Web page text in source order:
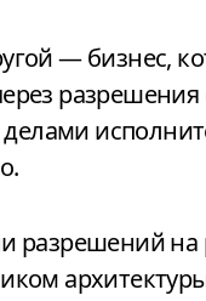
— бизнес,
разрешения
разрешений на